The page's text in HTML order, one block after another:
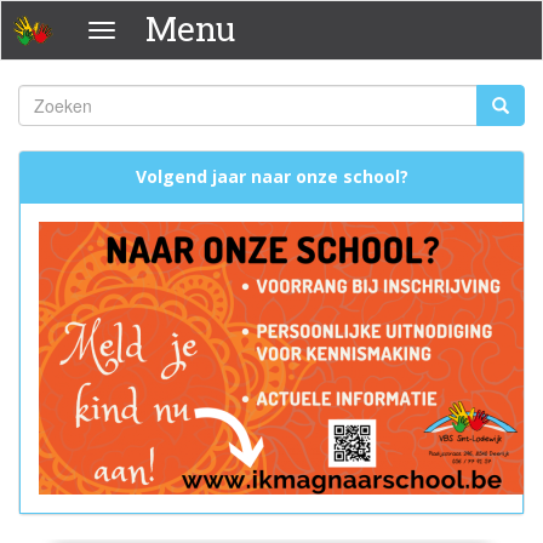
Overslaan
en
naar
de
inhoud
gaan
Menu Menu
Zoekveld
Zoeken
Volgend jaar naar onze school?